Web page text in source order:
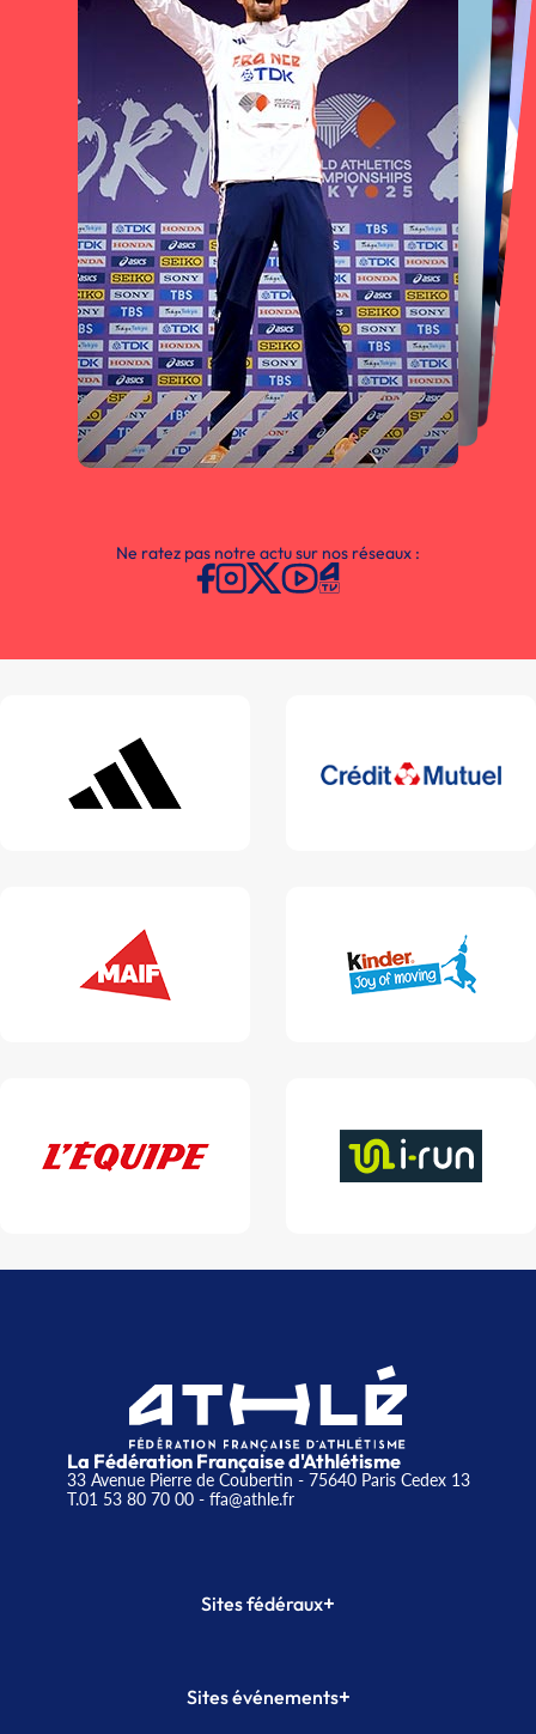
Ne ratez pas notre actu sur nos réseaux :
La Fédération Française d'Athlétisme
33 Avenue Pierre de Coubertin - 75640 Paris Cedex 13
T.01 53 80 70 00- ffa@athle.fr
Sites fédéraux+
Plateforme Formation
Sites événements+